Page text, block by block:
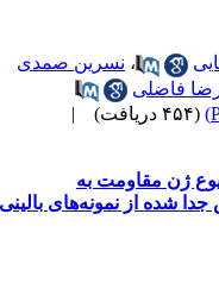
،نسرین صمدی
فاضلی
(۴۵۴ دریافت)
|
ژ‌ن مقاومت به
شده از نمونه‌های بالینی